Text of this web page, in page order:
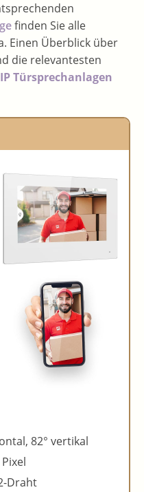
finden Sie alle
Einen Überblick über
die relevantesten
IP Türsprechanlagen
82° vertikal
Draht